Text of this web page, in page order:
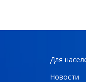
Для
Новости